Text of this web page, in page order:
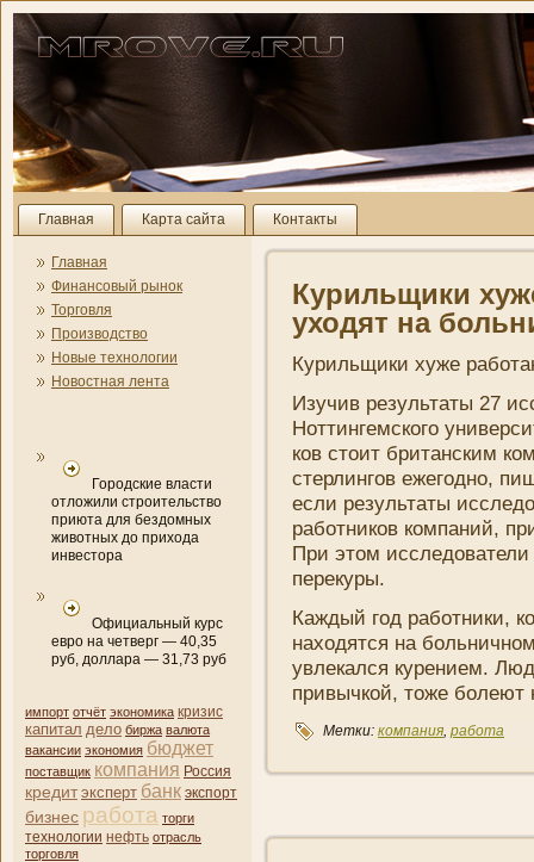
Главная Карта сайта Контакты
Главная
Финансовый рынок
Торговля
Производство
Новые технологии
Новостная лента
Городские власти
отложили строительство
приюта для бездомных
животных до прихода
инвестора
Официальный курс
евро на четверг — 40,35
руб, доллара — 31,73 руб
импорт отчёт экономика кризис
капитал дело биржа валюта
вакансии экономия бюджет
поставщик компани­я Россия
кредит эксперт банк экспорт
бизнес работа торги
технологии нефть отрасль
торговля
Курильщики
уходят на
Курильщики хуже
Изучив результаты 27
Ноттингемского
ков стоит британским
стерлингов ежегодно,
если результаты
работни­ков компани­й,
При этом
перекуры.
Каждый год работни­ки,
находятся на
увлекался курени­ем.
привычкой, тоже болеют
Метки: компани­я, работа